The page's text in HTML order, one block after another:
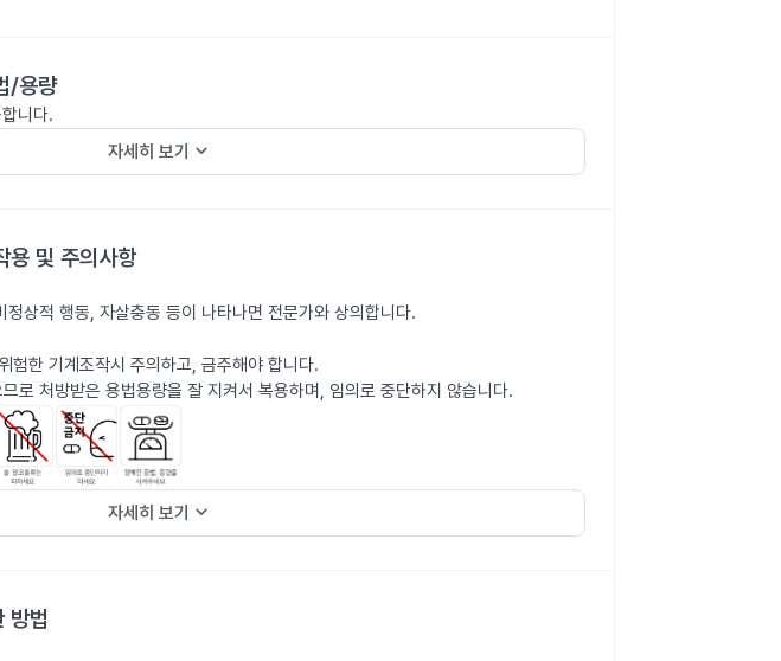
/용량
니다.
자세히 보기 keyboard_arrow_down
용 및 주의사항
상적 행동, 자살충동 등이 나타나면 전문가와 상의합니다.
험한 기계조작시 주의하고, 금주해야 합니다.
로 처방받은 용법용량을 잘 지켜서 복용하며, 임의로 중단하지 않습니다.
자세히 보기 keyboard_arrow_down
방법